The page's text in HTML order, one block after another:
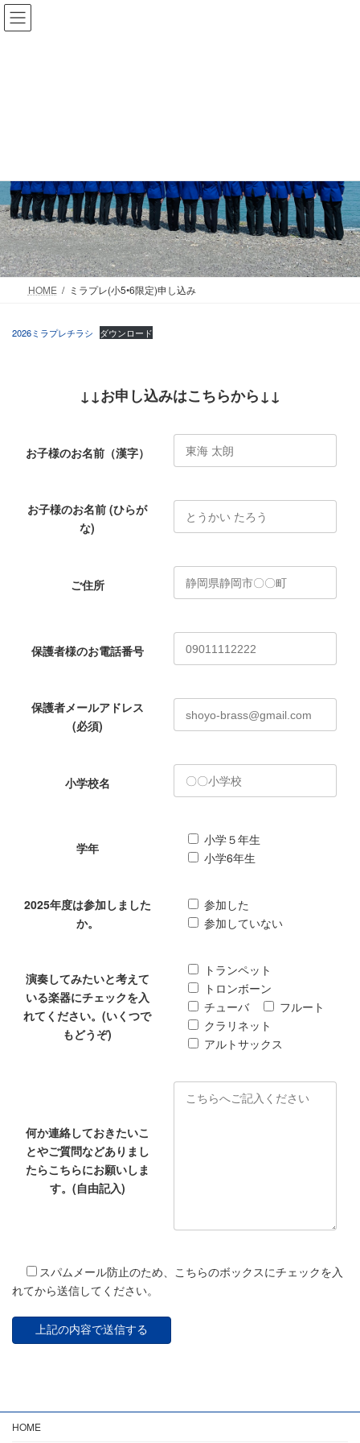
コ
ン
ナ
ビ
HOME ミラプレ(小5•6限定)申し込み
2026ミラプレチラシ ダウンロード
↓↓お申し込みはこちらから↓↓
お子様のお名前（漢字）
お子様のお名前 (ひらが
な)
ご住所
保護者様のお電話番号
保護者メールアドレス
(必須)
小学校名
学年
小学５年生
小学6年生
2025年度は参加しました
か。
参加した
参加していない
演奏してみたいと考えて
いる楽器にチェックを入
れてください。(いくつで
もどうぞ)
トランペット
トロンボーン
チューバ
フルート
クラリネット
アルトサックス
何か連絡しておきたいこ
とやご質問などありまし
たらこちらにお願いしま
す。(自由記入)
スパムメール防止のため、こちらのボックスにチェックを入
れてから送信してください。
HOME